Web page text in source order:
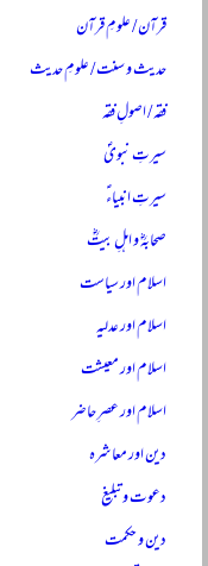
قرآن / علومِ قرآن
حدیث و سنت / علومِ حدیث
فقہ / اصولِ فقہ
سیرتِ نبویؐ
سیرتِ انبیاءؑ
صحابہؓ و اہلِ بیتؓ
اسلام اور سیاست
اسلام اور عدلیہ
اسلام اور معیشت
اسلام اور عصرِ حاضر
دین اور معاشرہ
دعوت و تبلیغ
دین و حکمت